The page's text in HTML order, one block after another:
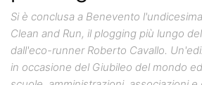
Si è conclusa a Benevento
Clean and Run, il plogging più lungo
dall'eco-runner Roberto Cavallo.
in occasione del Giubileo del mondo